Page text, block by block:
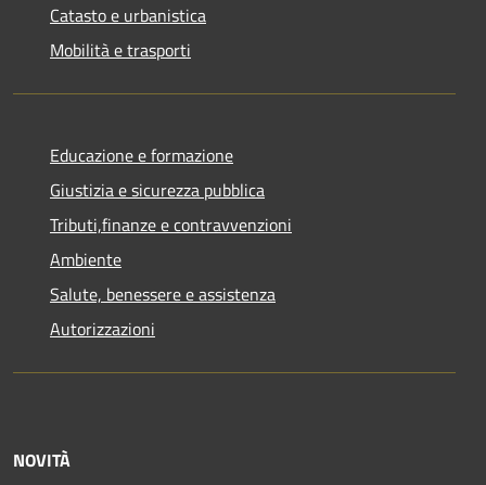
Catasto e urbanistica
Mobilità e trasporti
Educazione e formazione
Giustizia e sicurezza pubblica
Tributi,finanze e contravvenzioni
Ambiente
Salute, benessere e assistenza
Autorizzazioni
NOVITÀ